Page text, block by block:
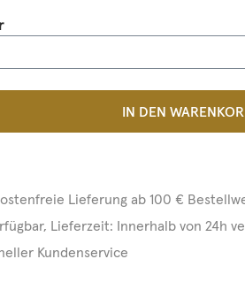
auswählen
Anzahl: Gib den
IN DEN
Lieferung ab 100 €
Lieferzeit: Innerhalb von 24h
Kundenservice